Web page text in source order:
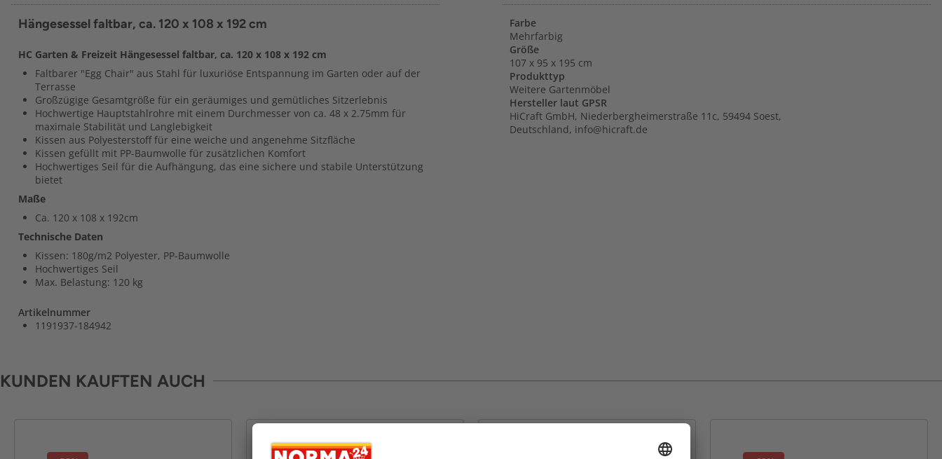
Hängesessel faltbar, ca. 120 x 108 x 192 cm
HC Garten & Freizeit Hängesessel faltbar, ca. 120 x 108 x 192 cm
Faltbarer "Egg Chair" aus Stahl für luxuriöse Entspannung im Garten oder auf der
Terrasse
Großzügige Gesamtgröße für ein geräumiges und gemütliches Sitzerlebnis
Hochwertige Hauptstahlrohre mit einem Durchmesser von ca. 48 x 2.75mm für
maximale Stabilität und Langlebigkeit
Kissen aus Polyesterstoff für eine weiche und angenehme Sitzfläche
Kissen gefüllt mit PP-Baumwolle für zusätzlichen Komfort
Hochwertiges Seil für die Aufhängung, das eine sichere und stabile Unterstützung
bietet
Maße
Ca. 120 x 108 x 192cm
Technische Daten
Kissen: 180g/m2 Polyester, PP-Baumwolle
Hochwertiges Seil
Max. Belastung: 120 kg
Artikelnummer
1191937-184942
Farbe
Mehrfarbig
Größe
107 x 95 x 195 cm
Produkttyp
Weitere Gartenmöbel
Hersteller laut GPSR
HiCraft GmbH, Niederbergheimerstraße 11c, 59494 Soest,
Deutschland, info@hicraft.de
KUNDEN KAUFTEN AUCH